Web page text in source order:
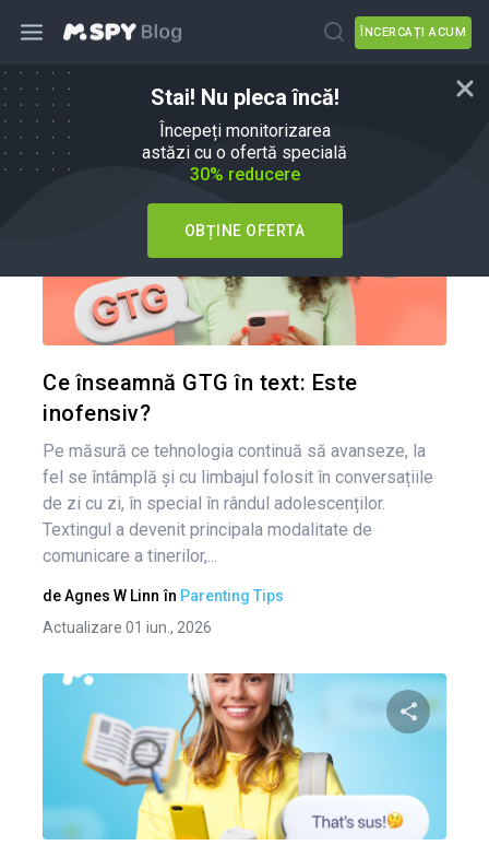
ÎNCERCAȚI ACUM
Stai! Nu pleca încă!
Începeți monitorizarea
astăzi cu o ofertă specială
30% reducere
OBȚINE OFERTA
Sfaturi pentru părinți
Ce înseamnă GTG în text: Este
inofensiv?
Pe măsură ce tehnologia continuă să avanseze, la
fel se întâmplă și cu limbajul folosit în conversațiile
de zi cu zi, în special în rândul adolescenților.
Textingul a devenit principala modalitate de
comunicare a tinerilor,...
deAgnes W Linn în Parenting Tips
Actualizare 01 iun., 2026